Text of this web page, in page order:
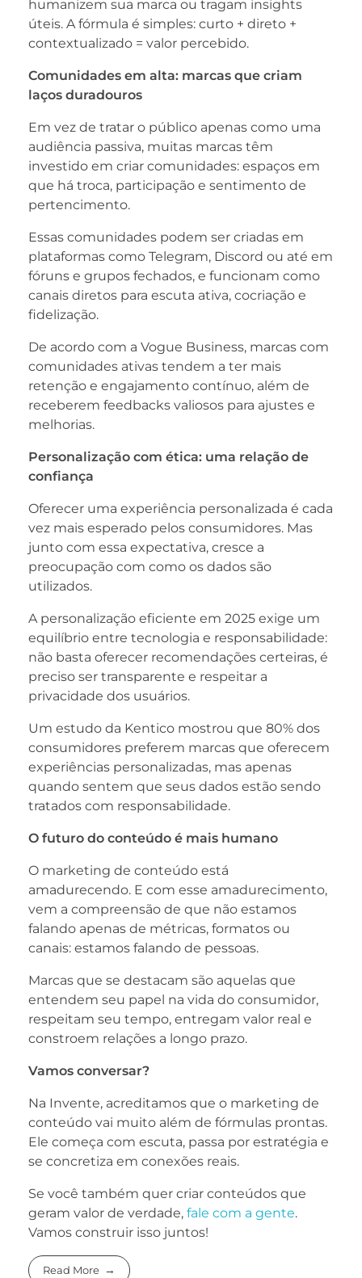
humanizem sua marca ou tragam insights
úteis. A fórmula é simples: curto + direto +
contextualizado = valor percebido.
Comunidades em alta: marcas que criam
laços duradouros
Em vez de tratar o público apenas como uma
audiência passiva, muitas marcas têm
investido em criar comunidades: espaços em
que há troca, participação e sentimento de
pertencimento.
Essas comunidades podem ser criadas em
plataformas como Telegram, Discord ou até em
fóruns e grupos fechados, e funcionam como
canais diretos para escuta ativa, cocriação e
fidelização.
De acordo com a Vogue Business, marcas com
comunidades ativas tendem a ter mais
retenção e engajamento contínuo, além de
receberem feedbacks valiosos para ajustes e
melhorias.
Personalização com ética: uma relação de
confiança
Oferecer uma experiência personalizada é cada
vez mais esperado pelos consumidores. Mas
junto com essa expectativa, cresce a
preocupação com como os dados são
utilizados.
A personalização eficiente em 2025 exige um
equilíbrio entre tecnologia e responsabilidade:
não basta oferecer recomendações certeiras, é
preciso ser transparente e respeitar a
privacidade dos usuários.
Um estudo da Kentico mostrou que 80% dos
consumidores preferem marcas que oferecem
experiências personalizadas, mas apenas
quando sentem que seus dados estão sendo
tratados com responsabilidade.
O futuro do conteúdo é mais humano
O marketing de conteúdo está
amadurecendo. E com esse amadurecimento,
vem a compreensão de que não estamos
falando apenas de métricas, formatos ou
canais: estamos falando de pessoas.
Marcas que se destacam são aquelas que
entendem seu papel na vida do consumidor,
respeitam seu tempo, entregam valor real e
constroem relações a longo prazo.
Vamos conversar?
Na Invente, acreditamos que o marketing de
conteúdo vai muito além de fórmulas prontas.
Ele começa com escuta, passa por estratégia e
se concretiza em conexões reais.
Se você também quer criar conteúdos que
geram valor de verdade, fale com a gente.
Vamos construir isso juntos!
Read More